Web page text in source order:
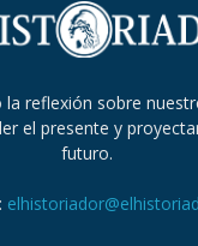
la reflexión sobre
el presente y
futuro.